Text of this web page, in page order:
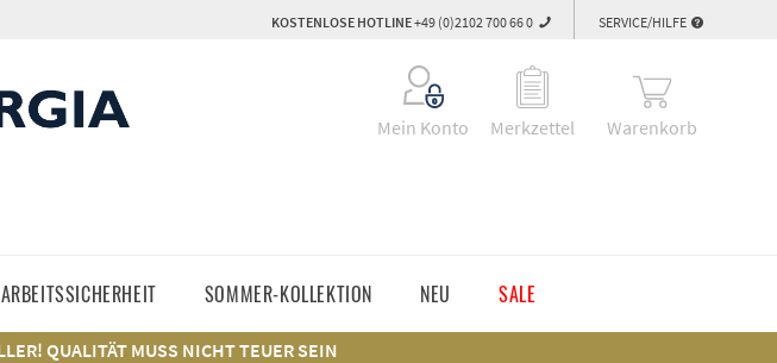
SERVICE/HILFE
KOSTENLOSE HOTLINE+49 (0)2102 700 66 0
Mein Konto Merkzettel Warenkorb
ARBEITSSICHERHEIT SOMMER-KOLLEKTION NEU SALE
QUALITÄT MUSS NICHT TEUER SEIN